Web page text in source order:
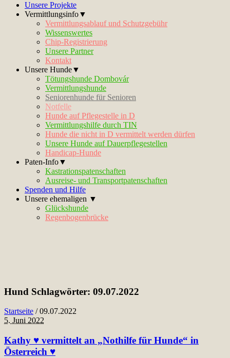
Unsere Projekte
Vermittlungsinfo▼
Vermittlungsablauf und Schutzgebühr
Wissenswertes
Chip-Registrierung
Unsere Partner
Kontakt
Unsere Hunde▼
Tötungshunde Dombovár
Vermittlungshunde
Seniorenhunde für Senioren
Notfelle
Hunde auf Pflegestelle in D
Vermittlungshilfe durch TIN
Hunde die nicht in D vermittelt werden dürfen
Unsere Hunde auf Dauerpflegestellen
Handicap-Hunde
Paten-Info▼
Kastrationspatenschaften
Ausreise- und Transportpatenschaften
Spenden und Hilfe
Unsere ehemaligen ▼
Glückshunde
Regenbogenbrücke
Hund Schlagwörter: 09.07.2022
Startseite /09.07.2022
5. Juni 2022
Kathy ♥ vermittelt an „Nothilfe für Hunde“ in
Österreich ♥